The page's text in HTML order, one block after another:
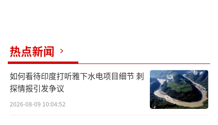
热点新闻
如何看待印度打听雅下水电项目细节 刺
探情报引发争议
2026-08-09 10:04:52